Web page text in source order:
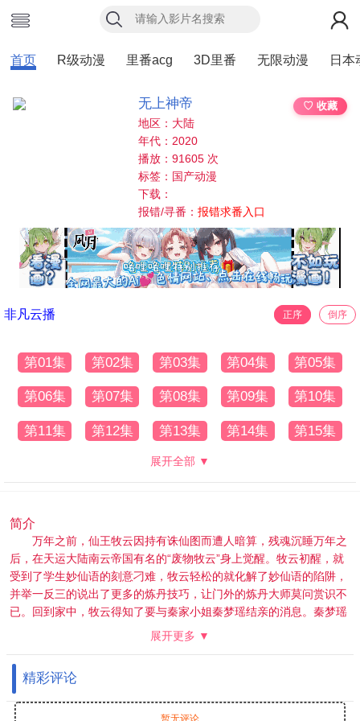
首页 R级动漫 里番acg 3D里番 无限动漫 日本
无上神帝
♡ 收藏
地区：大陆
年代：2020
播放：91605 次
标签：国产动漫
下载：
报错/寻番：报错求番入口
非凡云播 正序 倒序
第01集 第02集 第03集 第04集 第05集
第06集 第07集 第08集 第09集 第10集
第11集 第12集 第13集 第14集 第15集
展开全部 ▼
简介
万年之前，仙王牧云因持有诛仙图而遭人暗算，残魂沉睡万年之
后，在天运大陆南云帝国有名的“废物牧云”身上觉醒。牧云初醒，就
受到了学生妙仙语的刻意刁难，牧云轻松的就化解了妙仙语的陷阱，
并举一反三的说出了更多的炼丹技巧，让门外的炼丹大师莫问赏识不
已。回到家中，牧云得知了要与秦家小姐秦梦瑶结亲的消息。秦梦瑶
寒毒在身，活不过二十岁，结亲不过是为了牧家和秦家的利益。但牧
丹，牧云的修为有了第一次提升。莫问时常来找牧云请教，而秦时雨
一直想请莫问来治疗孙女秦梦瑶。莫问暗示让牧云一试，牧云阴差阳
错下唤醒了体内的诛仙图，得知秦梦瑶体内的并非寒毒，而是冰凰神
魄。牧云治好了秦梦瑶，冰凰神魄的力量使得秦梦瑶修为突飞猛进。
展开更多 ▼
精彩评论